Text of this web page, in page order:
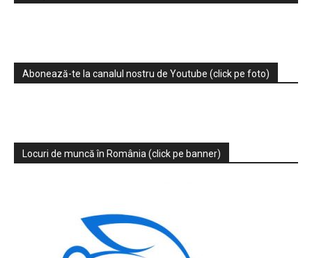
Abonează-te la canalul nostru de Youtube (click pe foto)
Locuri de muncă în România (click pe banner)